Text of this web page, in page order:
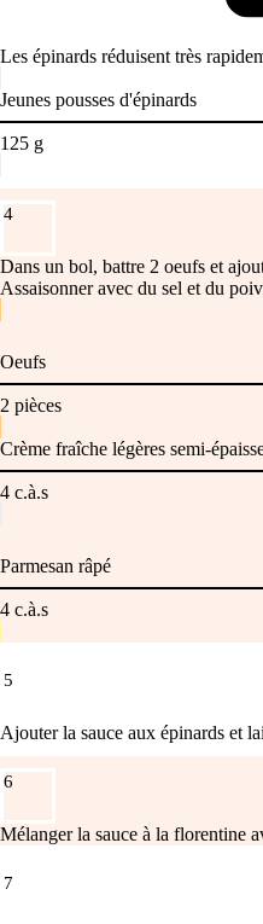
Les épinards réduisent très
Jeunes pousses d'épinards
125 g
4
Dans un bol, battre 2 oeufs et
Assaisonner avec du sel et du
Oeufs
2 pièces
Crème fraîche légères semi-
4 c.à.s
Parmesan râpé
4 c.à.s
5
Ajouter la sauce aux épinards et
6
Mélanger la sauce à la florentine
7